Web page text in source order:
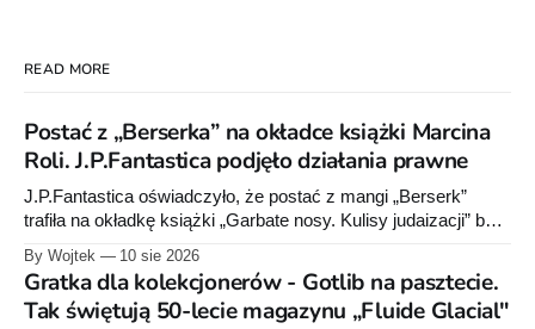
READ MORE
Postać z „Berserka” na okładce książki Marcina
Roli. J.P.Fantastica podjęło działania prawne
J.P.Fantastica oświadczyło, że postać z mangi „Berserk”
trafiła na okładkę książki „Garbate nosy. Kulisy judaizacji” bez
działaniach prawnych, lecz nie ujawnił ich zakresu.
By Wojtek 10 sie 2026
Gratka dla kolekcjonerów - Gotlib na pasztecie.
Tak świętują 50-lecie magazynu „Fluide Glacial"